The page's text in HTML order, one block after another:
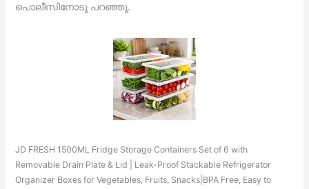
പൊലീസിനോടു പറഞ്ഞു.
JD FRESH 1500ML Fridge Storage Containers Set of 6 with
Removable Drain Plate & Lid | Leak-Proof Stackable Refrigerator
Organizer Boxes for Vegetables, Fruits, Snacks|BPA Free, Easy to